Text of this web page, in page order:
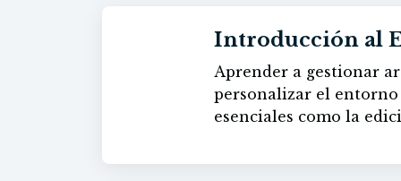
Introducción al
Aprender a gestionar
personalizar el entorno de
esenciales como la
técnicas como la